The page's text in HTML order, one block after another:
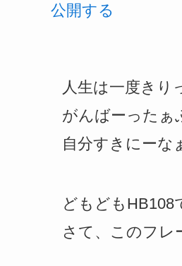
公開する
人生は一度きり
がんばーったぁ
自分すきにーな
どもどもHB108
さて、このフレ